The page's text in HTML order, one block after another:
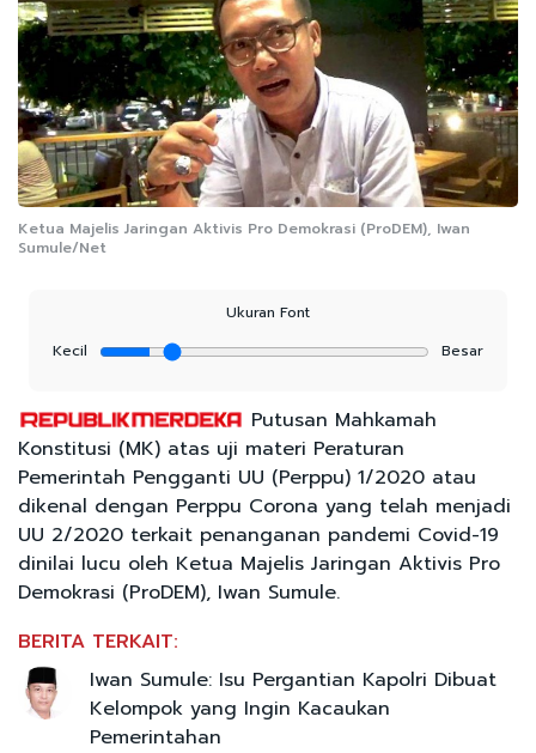
Ketua Majelis Jaringan Aktivis Pro Demokrasi (ProDEM), Iwan
Sumule/Net
Ukuran Font
Kecil
Besar
Putusan Mahkamah
Konstitusi (MK) atas uji materi Peraturan
Pemerintah Pengganti UU (Perppu) 1/2020 atau
dikenal dengan Perppu Corona yang telah menjadi
UU 2/2020 terkait penanganan pandemi Covid-19
dinilai lucu oleh Ketua Majelis Jaringan Aktivis Pro
Demokrasi (ProDEM), Iwan Sumule.
BERITA TERKAIT:
Iwan Sumule: Isu Pergantian Kapolri Dibuat
Kelompok yang Ingin Kacaukan
Pemerintahan